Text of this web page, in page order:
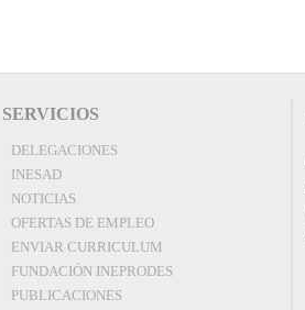
SERVICIOS
DELEGACIONES
INESAD
NOTICIAS
OFERTAS DE EMPLEO
ENVIAR CURRICULUM
FUNDACIÓN INEPRODES
PUBLICACIONES